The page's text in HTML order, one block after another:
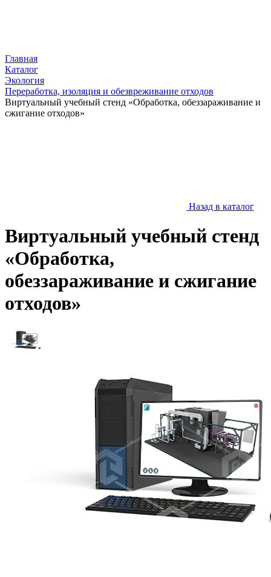
Главная
Каталог
Экология
Переработка, изоляция и обезвреживание отходов
Виртуальный учебный стенд «Обработка, обеззараживание и
сжигание отходов»
Назад в каталог
Виртуальный учебный стенд
«Обработка,
обеззараживание и сжигание
отходов»